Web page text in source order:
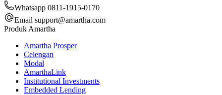
Whatsapp 0811-1915-0170
Email support@amartha.com
Produk Amartha
Amartha Prosper
Celengan
Modal
AmarthaLink
Institutional Investments
Embedded Lending